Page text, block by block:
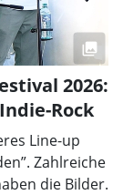
2026:
Rock
Line-up
Zahlreiche
die Bilder.